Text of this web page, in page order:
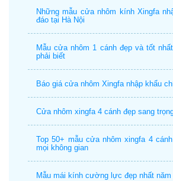
Những mẫu cửa nhôm kính Xingfa
đáo tại Hà Nội
Mẫu cửa nhôm 1 cánh đẹp và tốt
phải biết
Báo giá cửa nhôm Xingfa nhập khẩu
Cửa nhôm xingfa 4 cánh đẹp sang
Top 50+ mẫu cửa nhôm xingfa 4
mọi không gian
Mẫu mái kính cường lực đẹp nhất năm